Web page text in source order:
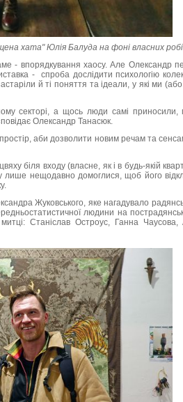
хата" Юлія Балуда на фоні власних
- впорядкування хаосу. Але Олександр
- спроба дослідити психологію
й ті поняття та ідеали, у які ми
секторі, а щось люди самі приносили,
Олександр Танасюк.
аби дозволити новим речам та
біля входу (власне, як і в будь-якій
нещодавно домоглися, щоб його
Жуковського, яке нагадувало
людини на
Станіслав Остроус, Ганна